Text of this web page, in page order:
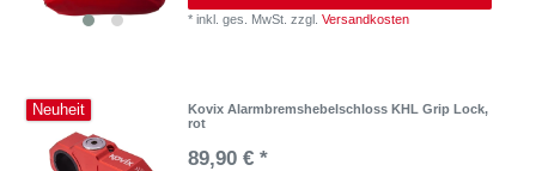
*inkl. ges. MwSt. zzgl.Versandkosten
Neuheit
Kovix Alarmbremshebelschloss KHL Grip Lock,
rot
89,90 € *